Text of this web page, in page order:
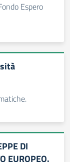
Espero
DI
EUROPEO.